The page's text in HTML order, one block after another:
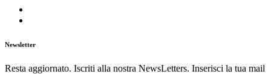
Newsletter
Resta aggiornato. Iscriti alla nostra NewsLetters. Inserisci la tua mail